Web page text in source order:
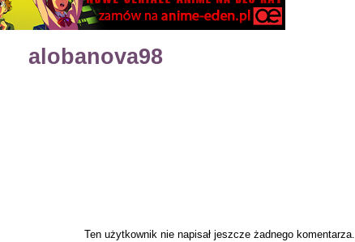
alobanova98
Ten użytkownik nie napisał jeszcze żadnego komentarza.